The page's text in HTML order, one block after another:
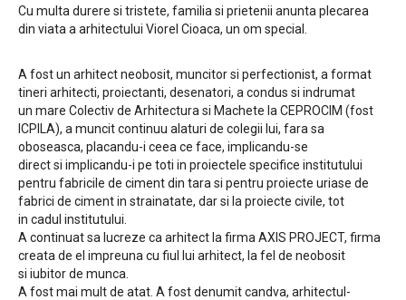
Cu multa durere si tristete, familia si prietenii anunta plecarea
din viata a arhitectului Viorel Cioaca, un om special.
A fost un arhitect neobosit, muncitor si perfectionist, a format
tineri arhitecti, proiectanti, desenatori, a condus si indrumat
un mare Colectiv de Arhitectura si Machete la CEPROCIM (fost
ICPILA), a muncit continuu alaturi de colegii lui, fara sa
oboseasca, placandu-i ceea ce face, implicandu-se
direct si implicandu-i pe toti in proiectele specifice institutului
pentru fabricile de ciment din tara si pentru proiecte uriase de
fabrici de ciment in strainatate, dar si la proiecte civile, tot
in cadul institutului.
A continuat sa lucreze ca arhitect la firma AXIS PROJECT, firma
creata de el impreuna cu fiul lui arhitect, la fel de neobosit
si iubitor de munca.
A fost mai mult de atat. A fost denumit candva, arhitectul-